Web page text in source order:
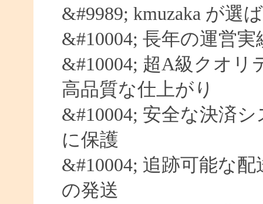
&#9989; kmuzaka が選
&#10004; 長年の運営
&#10004; 超A級クオリ
高品質な仕上がり
&#10004; 安全な決済
に保護
&#10004; 追跡可能な
の発送